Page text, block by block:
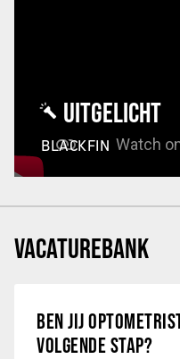
UITGELICHT
BLACKFIN
VACATUREBANK
BEN JIJ
VOLGENDE STAP?